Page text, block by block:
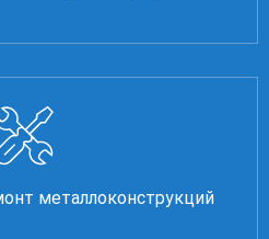
металлоконструкций